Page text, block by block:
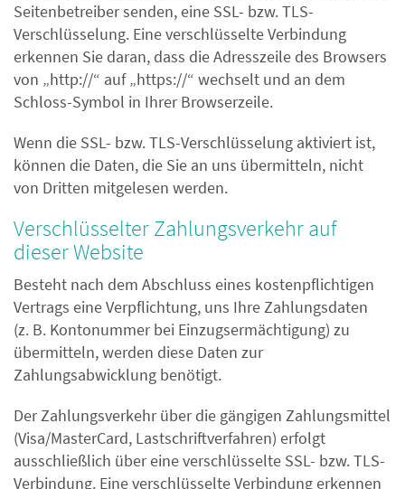
Seitenbetreiber senden, eine SSL- bzw. TLS-
Verschlüsselung. Eine verschlüsselte Verbindung
erkennen Sie daran, dass die Adresszeile des Browsers
von „http://“ auf „https://“ wechselt und an dem
Schloss-Symbol in Ihrer Browserzeile.
Wenn die SSL- bzw. TLS-Verschlüsselung aktiviert ist,
können die Daten, die Sie an uns übermitteln, nicht
von Dritten mitgelesen werden.
Verschlüsselter Zahlungsverkehr auf
dieser Website
Besteht nach dem Abschluss eines kostenpflichtigen
Vertrags eine Verpflichtung, uns Ihre Zahlungsdaten
(z. B. Kontonummer bei Einzugsermächtigung) zu
übermitteln, werden diese Daten zur
Zahlungsabwicklung benötigt.
Der Zahlungsverkehr über die gängigen Zahlungsmittel
(Visa/MasterCard, Lastschriftverfahren) erfolgt
ausschließlich über eine verschlüsselte SSL- bzw. TLS-
Verbindung. Eine verschlüsselte Verbindung erkennen